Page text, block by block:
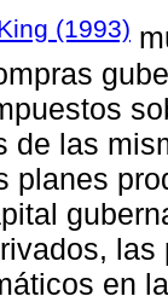
(1993)
de las
planes
en